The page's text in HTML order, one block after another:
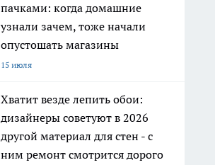
пачками: когда домашние
узнали зачем, тоже начали
опустошать магазины
15 июля
Хватит везде лепить обои:
дизайнеры советуют в 2026
другой материал для стен - с
ним ремонт смотрится дорого